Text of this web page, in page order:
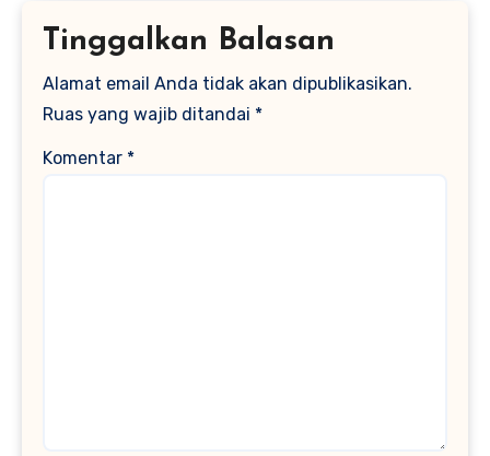
Tinggalkan Balasan
Alamat email Anda tidak akan dipublikasikan.
Ruas yang wajib ditandai *
Komentar *